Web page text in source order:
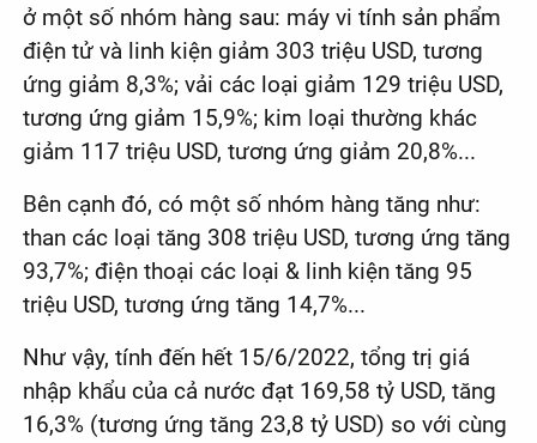
ở một số nhóm hàng sau: máy vi tính sản phẩm
điện tử và linh kiện giảm 303 triệu USD, tương
ứng giảm 8,3%; vải các loại giảm 129 triệu USD,
tương ứng giảm 15,9%; kim loại thường khác
giảm 117 triệu USD, tương ứng giảm 20,8%...
Bên cạnh đó, có một số nhóm hàng tăng như:
than các loại tăng 308 triệu USD, tương ứng tăng
93,7%; điện thoại các loại & linh kiện tăng 95
triệu USD, tương ứng tăng 14,7%...
Như vậy, tính đến hết 15/6/2022, tổng trị giá
nhập khẩu của cả nước đạt 169,58 tỷ USD, tăng
16,3% (tương ứng tăng 23,8 tỷ USD) so với cùng